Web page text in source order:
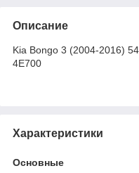
Описание
Kia Bongo 3 (2004-2016)
4E700
Характеристики
Основные